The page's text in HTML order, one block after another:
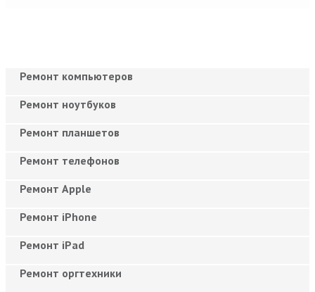
Ремонт компьютеров
Ремонт ноутбуков
Ремонт планшетов
Ремонт телефонов
Ремонт Apple
Ремонт iPhone
Ремонт iPad
Ремонт оргтехники